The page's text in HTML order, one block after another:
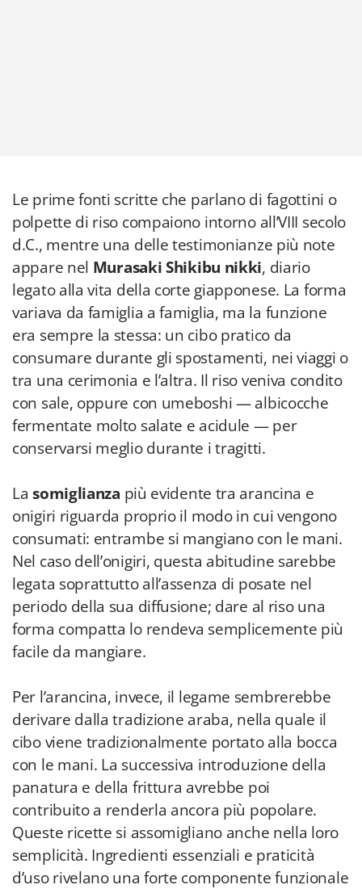
Le prime fonti scritte che parlano di fagottini o
polpette di riso compaiono intorno all’VIII secolo
d.C., mentre una delle testimonianze più note
appare nel Murasaki Shikibu nikki, diario
legato alla vita della corte giapponese. La forma
variava da famiglia a famiglia, ma la funzione
era sempre la stessa: un cibo pratico da
consumare durante gli spostamenti, nei viaggi o
tra una cerimonia e l’altra. Il riso veniva condito
con sale, oppure con umeboshi — albicocche
fermentate molto salate e acidule — per
conservarsi meglio durante i tragitti.
Lasomiglianza più evidente tra arancina e
onigiri riguarda proprio il modo in cui vengono
consumati: entrambe si mangiano con le mani.
Nel caso dell’onigiri, questa abitudine sarebbe
legata soprattutto all’assenza di posate nel
periodo della sua diffusione; dare al riso una
forma compatta lo rendeva semplicemente più
facile da mangiare.
Per l’arancina, invece, il legame sembrerebbe
derivare dalla tradizione araba, nella quale il
cibo viene tradizionalmente portato alla bocca
con le mani. La successiva introduzione della
panatura e della frittura avrebbe poi
contribuito a renderla ancora più popolare.
Queste ricette si assomigliano anche nella loro
semplicità. Ingredienti essenziali e praticità
d’uso rivelano una forte componente funzionale